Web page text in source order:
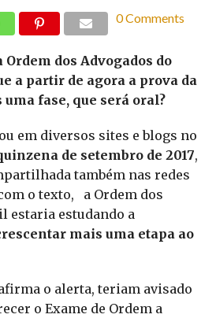
0 Comments
Ordem dos Advogados do
a partir de agora a prova da
fase, que será oral?
em diversos sites e blogs no
de setembro de 2017,
também nas redes
o texto, a Ordem dos
estaria estudando a
mais uma etapa ao
o alerta, teriam avisado
o Exame de Ordem a